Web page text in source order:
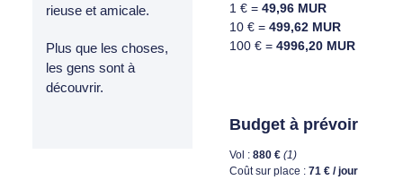
rieuse et amicale.
Plus que les choses,
les gens sont à
découvrir.
1 € = 49,96 MUR
10 € = 499,62 MUR
100 € = 4996,20 MUR
Budget à prévoir
Vol : 880 € (1)
Coût sur place : 71 € / jour